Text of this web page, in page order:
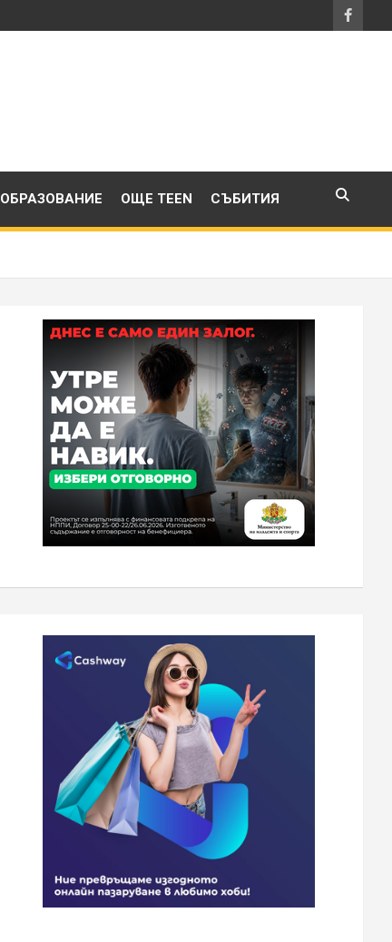
ОБРАЗОВАНИЕ ОЩЕ TEEN СЪБИТИЯ